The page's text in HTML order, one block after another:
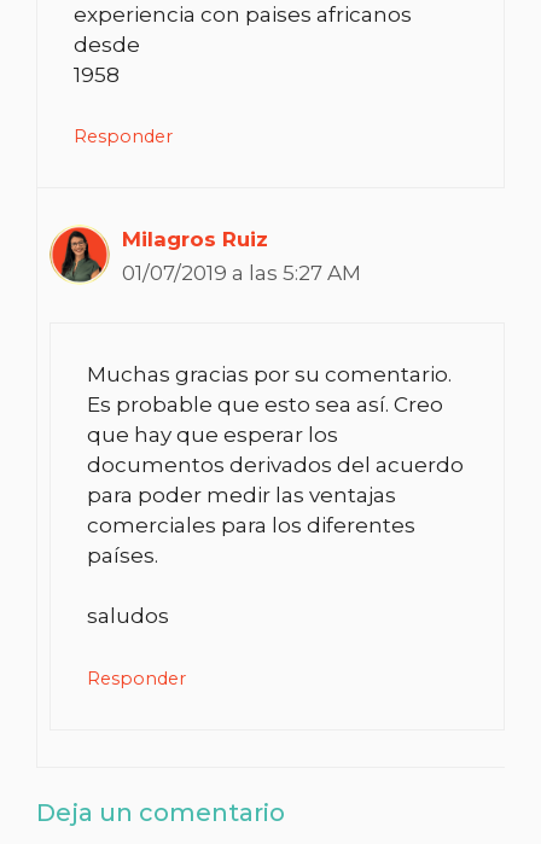
experiencia con paises africanos
desde
1958
Responder
Milagros Ruiz
01/07/2019 a las 5:27 AM
Muchas gracias por su comentario.
Es probable que esto sea así. Creo
que hay que esperar los
documentos derivados del acuerdo
para poder medir las ventajas
comerciales para los diferentes
países.
saludos
Responder
Deja un comentario